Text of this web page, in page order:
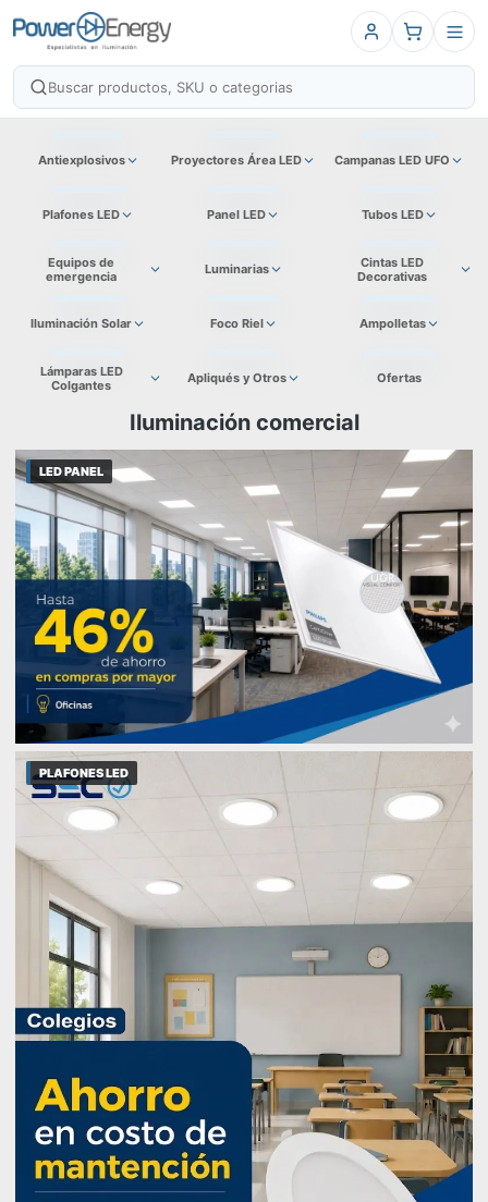
Antiexplosivos Proyectores Área LED Campanas LED UFO
Plafones LED Panel LED Tubos LED
Equipos de
emergencia
Luminarias
Cintas LED
Decorativas
Iluminación Solar Foco Riel Ampolletas
Lámparas LED
Colgantes
Apliqués y Otros Ofertas
Iluminación comercial
LED PANEL
PLAFONES LED